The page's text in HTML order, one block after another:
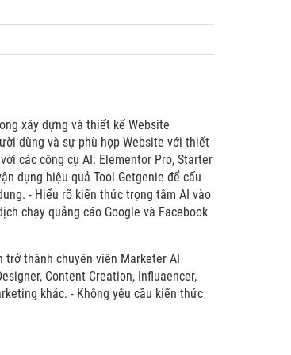
xây dựng và thiết kế Website
dùng và sự phù hợp Website với thiết
các công cụ AI: Elementor Pro, Starter
dụng hiệu quả Tool Getgenie để cấu
- Hiểu rõ kiến thức trọng tâm AI vào
chạy quảng cáo Google và Facebook
trở thành chuyên viên Marketer AI
Content Creation, Influaencer,
khác. - Không yêu cầu kiến thức